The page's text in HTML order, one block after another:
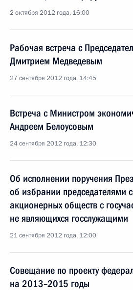
2 октября 2012 года, 16:00
Рабочая встреча с
Дмитрием Медведевым
27 сентября 2012 года, 14:45
Встреча с Министром
Андреем Белоусовым
24 сентября 2012 года, 12:30
Об исполнении поручения
об избрании председателями
акционерных обществ с
не являющихся госслужащими
21 сентября 2012 года, 12:00
Совещание по проекту
на 2013–2015 годы